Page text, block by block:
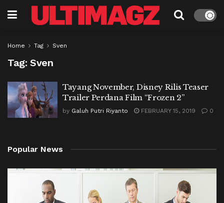
Home Tag Sven
Tag: Sven
Tayang November, Disney Rilis Teaser
Trailer Perdana Film “Frozen 2”
by Galuh Putri Riyanto FEBRUARY 15, 2019 0
Popular News